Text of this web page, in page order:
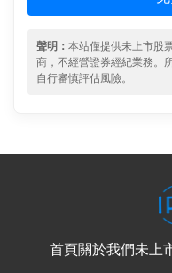
聲明： 本站僅提供未上市股
商，不經營證券經紀業務。
自行審慎評估風險。
首頁關於我們未上